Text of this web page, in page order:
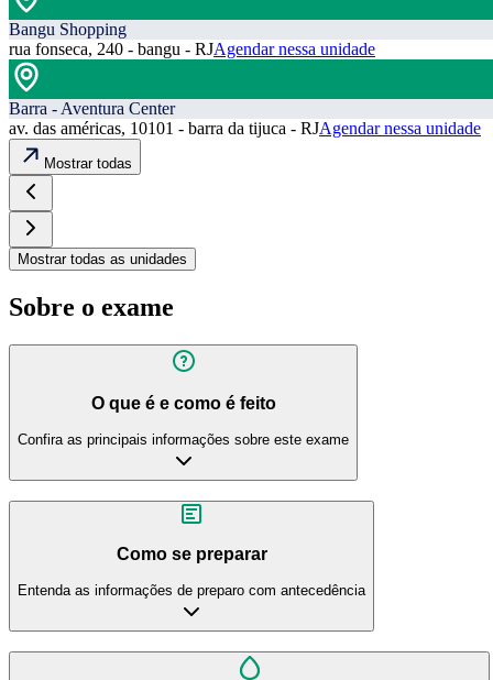
Bangu Shopping
rua fonseca, 240 - bangu - RJAgendar nessa unidade
Barra - Aventura Center
av. das américas, 10101 - barra da tijuca - RJAgendar nessa unidade
Mostrar todas
Mostrar todas as unidades
Sobre o exame
O que é e como é feito
Confira as principais informações sobre este exame
Como se preparar
Entenda as informações de preparo com antecedência